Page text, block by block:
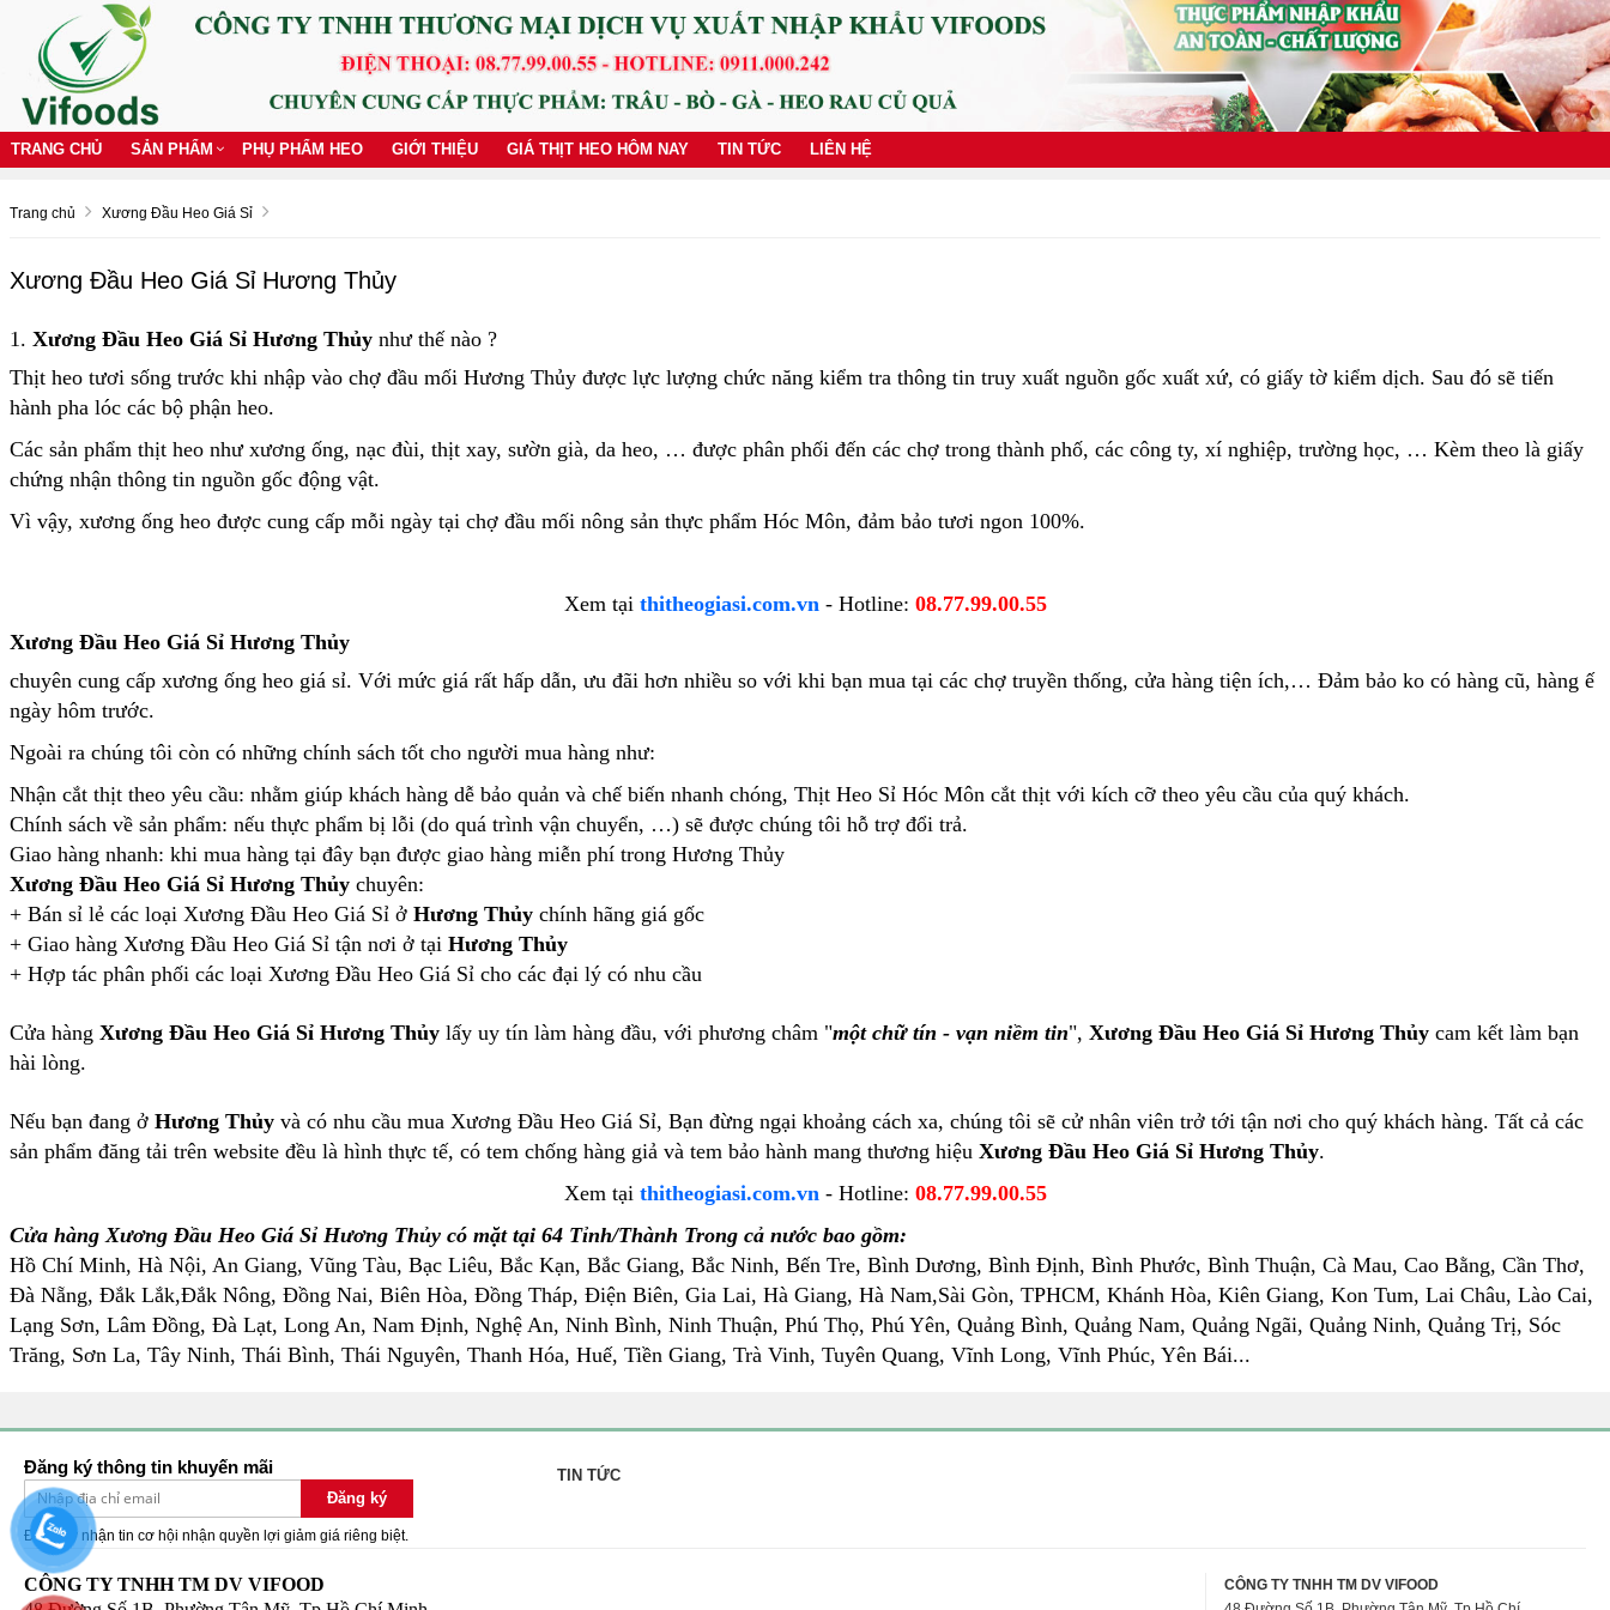
TRANG CHỦ SẢN PHẨM PHỤ PHẨM HEO GIỚI THIỆU GIÁ THỊT HEO HÔM NAY TIN TỨC LIÊN HỆ
Trang chủ Xương Đầu Heo Giá Sỉ
Xương Đầu Heo Giá Sỉ Hương Thủy
1. Xương Đầu Heo Giá Sỉ Hương Thủy như thế nào ?
Thịt heo tươi sống trước khi nhập vào chợ đầu mối Hương Thủy được lực lượng chức năng kiểm tra thông tin truy xuất nguồn gốc xuất xứ, có giấy tờ kiểm dịch. Sau đó sẽ tiến
hành pha lóc các bộ phận heo.
Các sản phẩm thịt heo như xương ống, nạc đùi, thịt xay, sườn già, da heo, … được phân phối đến các chợ trong thành phố, các công ty, xí nghiệp, trường học, … Kèm theo là giấy
chứng nhận thông tin nguồn gốc động vật.
Vì vậy, xương ống heo được cung cấp mỗi ngày tại chợ đầu mối nông sản thực phẩm Hóc Môn, đảm bảo tươi ngon 100%.
Xem tại thitheogiasi.com.vn - Hotline: 08.77.99.00.55
Xương Đầu Heo Giá Sỉ Hương Thủy
chuyên cung cấp xương ống heo giá sỉ. Với mức giá rất hấp dẫn, ưu đãi hơn nhiều so với khi bạn mua tại các chợ truyền thống, cửa hàng tiện ích,… Đảm bảo ko có hàng cũ, hàng ế
ngày hôm trước.
Ngoài ra chúng tôi còn có những chính sách tốt cho người mua hàng như:
Nhận cắt thịt theo yêu cầu: nhằm giúp khách hàng dễ bảo quản và chế biến nhanh chóng, Thịt Heo Sỉ Hóc Môn cắt thịt với kích cỡ theo yêu cầu của quý khách.
Chính sách về sản phẩm: nếu thực phẩm bị lỗi (do quá trình vận chuyển, …) sẽ được chúng tôi hỗ trợ đổi trả.
Giao hàng nhanh: khi mua hàng tại đây bạn được giao hàng miễn phí trong Hương Thủy
Xương Đầu Heo Giá Sỉ Hương Thủy chuyên:
+ Bán sỉ lẻ các loại Xương Đầu Heo Giá Sỉ ở Hương Thủy chính hãng giá gốc
+ Giao hàng Xương Đầu Heo Giá Sỉ tận nơi ở tại Hương Thủy
+ Hợp tác phân phối các loại Xương Đầu Heo Giá Sỉ cho các đại lý có nhu cầu
Cửa hàng Xương Đầu Heo Giá Sỉ Hương Thủy lấy uy tín làm hàng đầu, với phương châm "một chữ tín - vạn niềm tin", Xương Đầu Heo Giá Sỉ Hương Thủy cam kết làm bạn
hài lòng.
Nếu bạn đang ở Hương Thủy và có nhu cầu mua Xương Đầu Heo Giá Sỉ, Bạn đừng ngại khoảng cách xa, chúng tôi sẽ cử nhân viên trở tới tận nơi cho quý khách hàng. Tất cả các
sản phẩm đăng tải trên website đều là hình thực tế, có tem chống hàng giả và tem bảo hành mang thương hiệu Xương Đầu Heo Giá Sỉ Hương Thủy.
Xem tại thitheogiasi.com.vn - Hotline: 08.77.99.00.55
Cửa hàng Xương Đầu Heo Giá Sỉ Hương Thủy có mặt tại 64 Tỉnh/Thành Trong cả nước bao gồm:
Hồ Chí Minh, Hà Nội, An Giang, Vũng Tàu, Bạc Liêu, Bắc Kạn, Bắc Giang, Bắc Ninh, Bến Tre, Bình Dương, Bình Định, Bình Phước, Bình Thuận, Cà Mau, Cao Bằng, Cần Thơ,
Đà Nẵng, Đắk Lắk,Đắk Nông, Đồng Nai, Biên Hòa, Đồng Tháp, Điện Biên, Gia Lai, Hà Giang, Hà Nam,Sài Gòn, TPHCM, Khánh Hòa, Kiên Giang, Kon Tum, Lai Châu, Lào Cai,
Lạng Sơn, Lâm Đồng, Đà Lạt, Long An, Nam Định, Nghệ An, Ninh Bình, Ninh Thuận, Phú Thọ, Phú Yên, Quảng Bình, Quảng Nam, Quảng Ngãi, Quảng Ninh, Quảng Trị, Sóc
Trăng, Sơn La, Tây Ninh, Thái Bình, Thái Nguyên, Thanh Hóa, Huế, Tiền Giang, Trà Vinh, Tuyên Quang, Vĩnh Long, Vĩnh Phúc, Yên Bái...
Đăng ký thông tin khuyến mãi
Đăng ký
Đăng ký nhận tin cơ hội nhận quyền lợi giảm giá riêng biệt.
TIN TỨC
CÔNG TY TNHH TM DV VIFOOD
CÔNG TY TNHH TM DV VIFOOD